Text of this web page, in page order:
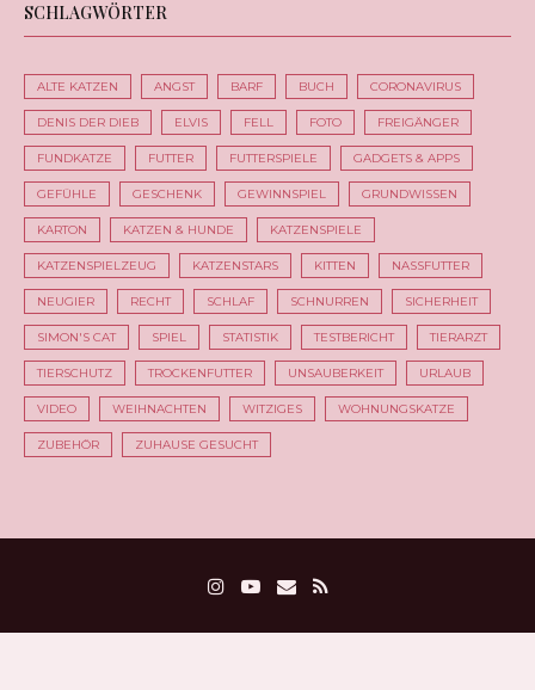
SCHLAGWÖRTER
ALTE KATZEN ANGST BARF BUCH CORONAVIRUS
DENIS DER DIEB ELVIS FELL FOTO FREIGÄNGER
FUNDKATZE FUTTER FUTTERSPIELE GADGETS & APPS
GEFÜHLE GESCHENK GEWINNSPIEL GRUNDWISSEN
KARTON KATZEN & HUNDE KATZENSPIELE
KATZENSPIELZEUG KATZENSTARS KITTEN NASSFUTTER
NEUGIER RECHT SCHLAF SCHNURREN SICHERHEIT
SIMON'S CAT SPIEL STATISTIK TESTBERICHT TIERARZT
TIERSCHUTZ TROCKENFUTTER UNSAUBERKEIT URLAUB
VIDEO WEIHNACHTEN WITZIGES WOHNUNGSKATZE
ZUBEHÖR ZUHAUSE GESUCHT